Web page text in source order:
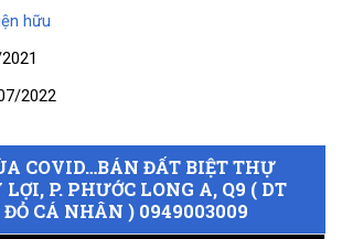
COVID…BÁN ĐẤT BIỆT THỰ
P. PHƯỚC LONG A, Q9 ( DT
ĐỎ CÁ NHÂN ) 0949003009
hữu
2022